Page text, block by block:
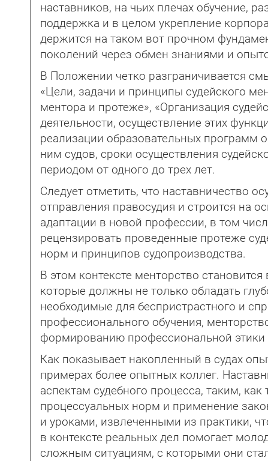
наставников, на чьих плечах обучение,
поддержка и в целом укрепление
держится на таком вот прочном
поколений через обмен знаниями и
В Положении четко разграничивается
«Цели, задачи и принципы судейского
ментора и протеже», «Организация
деятельности, осуществление этих
реализации образовательных программ
ним судов, сроки осуществления
периодом от одного до трех лет.
Следует отметить, что наставничество
отправления правосудия и строится на
адаптации в новой профессии, в том
рецензировать проведенные протеже
норм и принципов судопроизводства.
В этом контексте менторство
которые должны не только обладать
необходимые для беспристрастного и
профессионального обучения,
формированию профессиональной этики
Как показывает накопленный в судах
примерах более опытных коллег.
аспектам судебного процесса, таким,
процессуальных норм и применение
и уроками, извлеченными из практики,
в контексте реальных дел помогает
сложным ситуациям, с которыми они